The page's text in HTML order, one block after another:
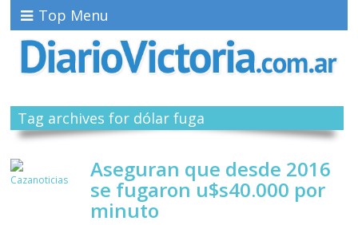
Top Menu
Tag archives for dólar fuga
Aseguran que desde 2016
se fugaron u$s40.000 por
minuto